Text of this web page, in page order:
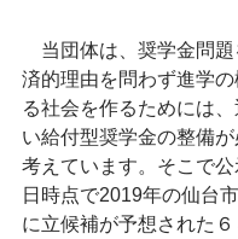
当団体は、奨学金問題
済的理由を問わず進学
る社会を作るためには
い給付型奨学金の整備
考えています。そこで公
日時点で2019年の仙台
に立候補が予想された